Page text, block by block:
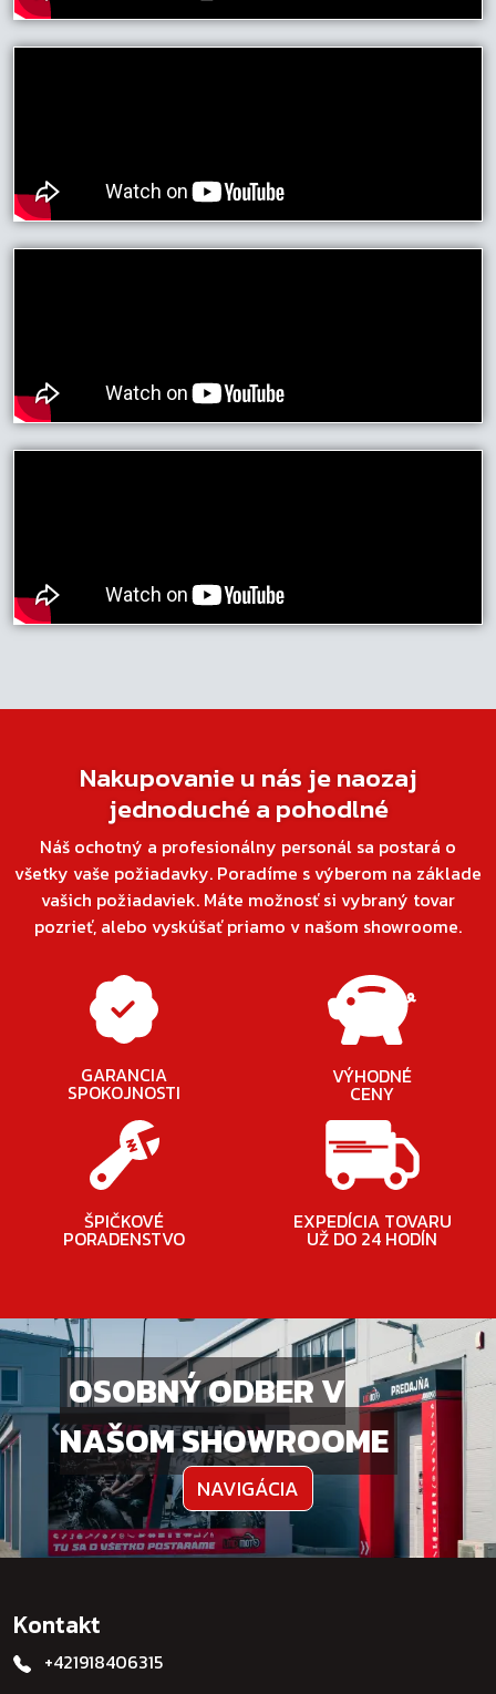
Nakupovanie u nás je naozaj
jednoduché a pohodlné
Náš ochotný a profesionálny personál sa postará o
všetky vaše požiadavky. Poradíme s výberom na základe
vašich požiadaviek. Máte možnosť si vybraný tovar
pozrieť, alebo vyskúšať priamo v našom showroome.
GARANCIA
SPOKOJNOSTI
VÝHODNÉ
CENY
ŠPIČKOVÉ
PORADENSTVO
EXPEDÍCIA TOVARU
UŽ DO 24 HODÍN
OSOBNÝ ODBER V
NAŠOM SHOWROOME
NAVIGÁCIA
Kontakt
+421918406315